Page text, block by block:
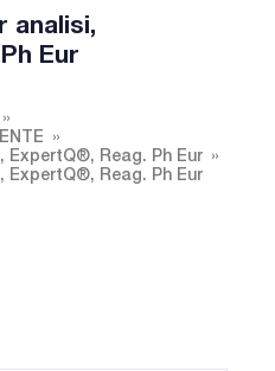
analisi,
Eur
Reag. Ph Eur
Reag. Ph Eur